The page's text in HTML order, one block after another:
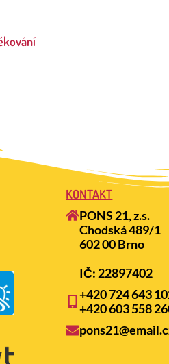
KONTAKT
PONS 21, z.s.
Chodská 489/1
602 00 Brno
IČ: 22897402
+420 724 643
+420 603 558